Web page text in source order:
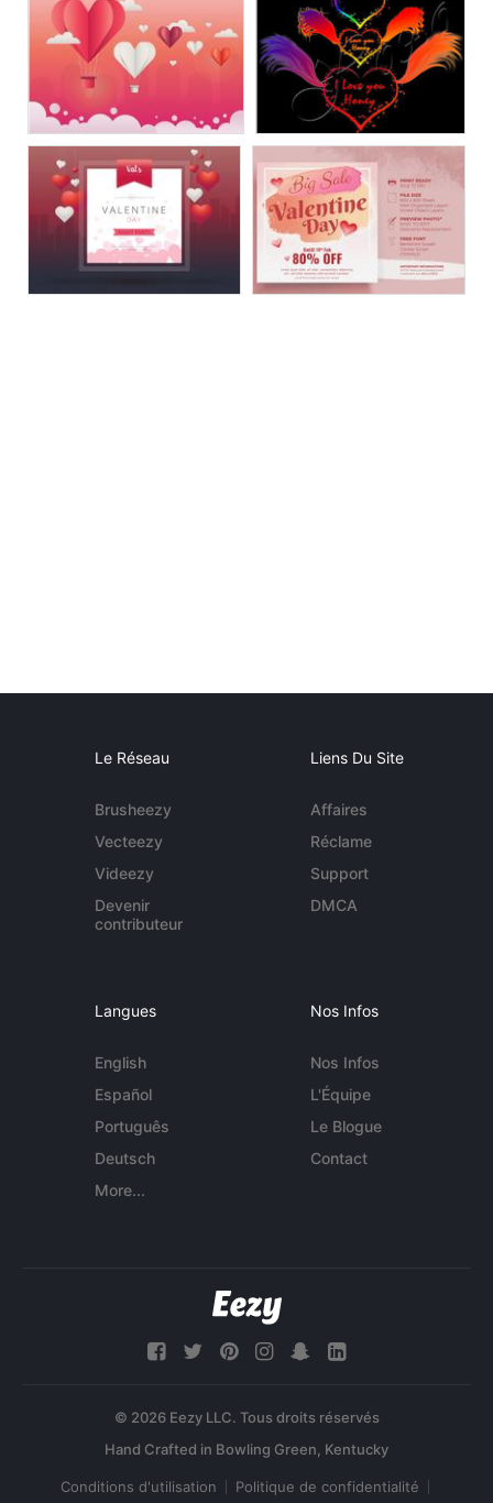
Le Réseau
Brusheezy
Vecteezy
Videezy
Devenir
contributeur
Liens Du Site
Affaires
Réclame
Support
DMCA
Langues
English
Español
Português
Deutsch
More...
Nos Infos
Nos Infos
L'Équipe
Le Blogue
Contact
© 2026 Eezy LLC. Tous droits réservés
Conditions d'utilisation Politique de confidentialité